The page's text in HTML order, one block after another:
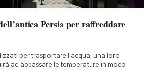
Persia per raffreddare
per trasportare l'acqua, una loro
ad abbassare le temperature in modo